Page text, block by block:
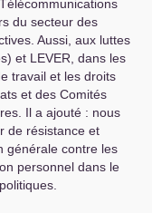
du secteur des
Aussi, aux luttes
et LEVER, dans les
travail et les droits
et des Comités
Il a ajouté : nous
de résistance et
générale contre les
personnel dans le